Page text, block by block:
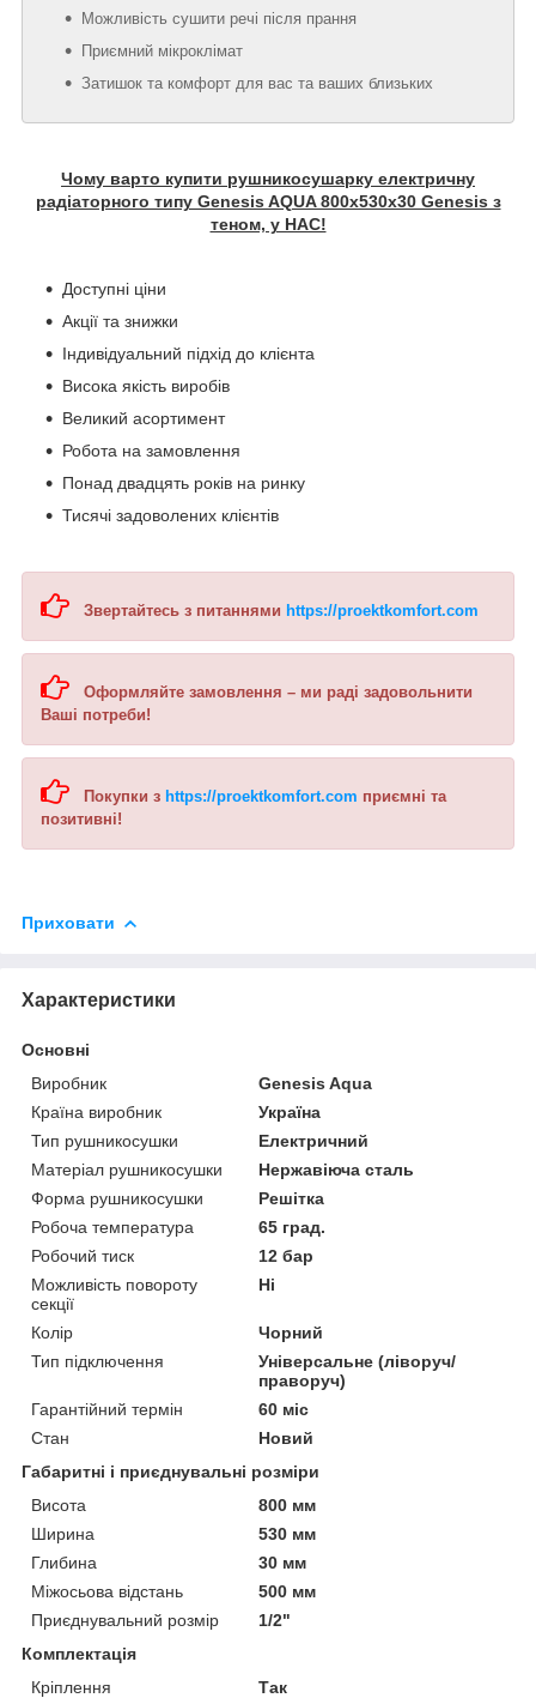
Можливість сушити речі після прання
Приємний мікроклімат
Затишок та комфорт для вас та ваших близьких
Чому варто купити рушникосушарку електричну
радіаторного типу Genesis AQUA 800х530х30 Genesis з
теном, у НАС!
Доступні ціни
Акції та знижки
Індивідуальний підхід до клієнта
Висока якість виробів
Великий асортимент
Робота на замовлення
Понад двадцять років на ринку
Тисячі задоволених клієнтів
Звертайтесь з питаннями https://proektkomfort.com
Оформляйте замовлення – ми раді задовольнити
Ваші потреби!
Покупки з https://proektkomfort.com приємні та
позитивні!
Приховати
Характеристики
Основні
Виробник
Genesis Aqua
Країна виробник
Україна
Тип рушникосушки
Електричний
Матеріал рушникосушки
Нержавіюча сталь
Форма рушникосушки
Решітка
Робоча температура
65 град.
Робочий тиск
12 бар
Можливість повороту
секції
Ні
Колір
Чорний
Тип підключення
Універсальне (ліворуч/
праворуч)
Гарантійний термін
60 міс
Стан
Новий
Габаритні і приєднувальні розміри
Висота
800 мм
Ширина
530 мм
Глибина
30 мм
Міжосьова відстань
500 мм
Приєднувальний розмір
1/2"
Комплектація
Кріплення
Так